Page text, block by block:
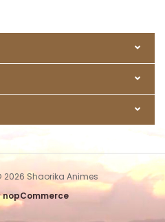
Shaorika Animes
nopCommerce